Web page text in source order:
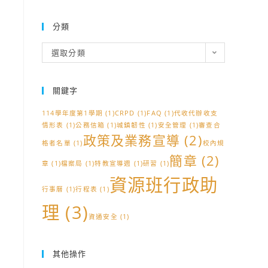
分類
類
選取分類
關鍵字
114學年度第1學期 (1)CRPD (1)FAQ (1)代收代辦收支
情形表 (1)公務信箱 (1)城鎮韌性 (1)安全管理 (1)審查合
格者名單 (1)政策及業務宣導 (2)校內規
章 (1)檔案局 (1)特教宣導週 (1)研習 (1)簡章 (2)
行事曆 (1)行程表 (1)資源班行政助
理 (3)資通安全 (1)
其他操作